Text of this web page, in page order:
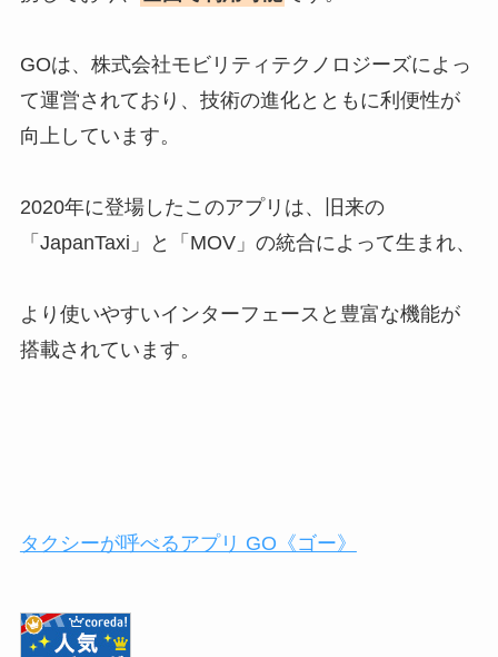
GOは、株式会社モビリティテクノロジーズによっ
て運営されており、技術の進化とともに利便性が
向上しています。
2020年に登場したこのアプリは、旧来の
「JapanTaxi」と「MOV」の統合によって生まれ、
より使いやすいインターフェースと豊富な機能が
搭載されています。
タクシーが呼べるアプリ GO《ゴー》